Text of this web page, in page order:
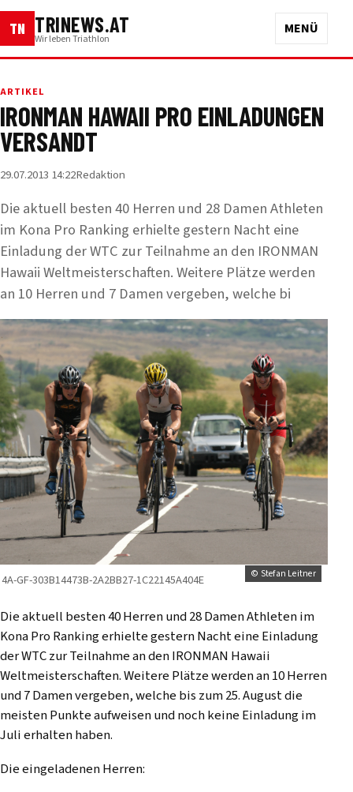
TN TRINEWS.AT
Wir leben Triathlon
MENÜ
ARTIKEL
IRONMAN HAWAII PRO EINLADUNGEN
VERSANDT
29.07.2013 14:22Redaktion
Die aktuell besten 40 Herren und 28 Damen Athleten
im Kona Pro Ranking erhielte gestern Nacht eine
Einladung der WTC zur Teilnahme an den IRONMAN
Hawaii Weltmeisterschaften. Weitere Plätze werden
an 10 Herren und 7 Damen vergeben, welche bi
© Stefan Leitner
4A-GF-303B14473B-2A2BB27-1C22145A404E
Die aktuell besten 40 Herren und 28 Damen Athleten im
Kona Pro Ranking erhielte gestern Nacht eine Einladung
der WTC zur Teilnahme an den IRONMAN Hawaii
Weltmeisterschaften. Weitere Plätze werden an 10 Herren
und 7 Damen vergeben, welche bis zum 25. August die
meisten Punkte aufweisen und noch keine Einladung im
Juli erhalten haben.
Die eingeladenen Herren: